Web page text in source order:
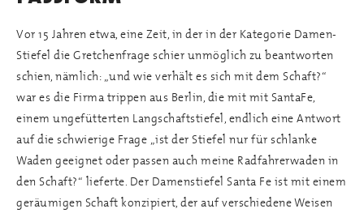
Vor 15 Jahren etwa, eine Zeit, in der in der Kategorie Damen-
Stiefel die Gretchenfrage schier unmöglich zu beantworten
schien, nämlich: „und wie verhält es sich mit dem Schaft?“
war es die Firma trippen aus Berlin, die mit mit SantaFe,
einem ungefütterten Langschaftstiefel, endlich eine Antwort
auf die schwierige Frage „ist der Stiefel nur für schlanke
Waden geeignet oder passen auch meine Radfahrerwaden in
den Schaft?“ lieferte. Der Damenstiefel Santa Fe ist mit einem
geräumigen Schaft konzipiert, der auf verschiedene Weisen